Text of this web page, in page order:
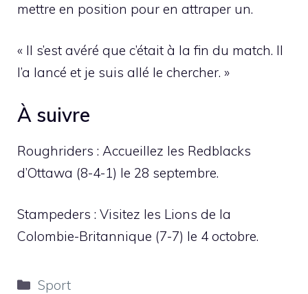
mettre en position pour en attraper un.
« Il s’est avéré que c’était à la fin du match. Il
l’a lancé et je suis allé le chercher. »
À suivre
Roughriders : Accueillez les Redblacks
d’Ottawa (8-4-1) le 28 septembre.
Stampeders : Visitez les Lions de la
Colombie-Britannique (7-7) le 4 octobre.
Catégories
Sport